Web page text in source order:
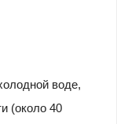
воде,
(около 40